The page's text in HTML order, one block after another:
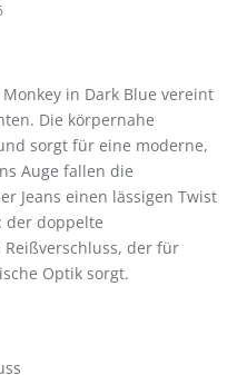
in Dark Blue vereint
Die körpernahe
sorgt für eine moderne,
Auge fallen die
Jeans einen lässigen Twist
der doppelte
der für
Optik sorgt.